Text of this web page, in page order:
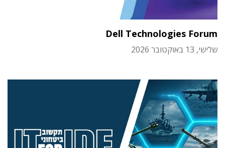
Dell Technologies Forum
שלישי, 13 באוקטובר 2026